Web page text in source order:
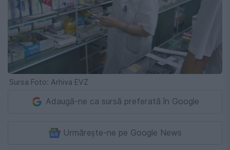
Sursa Foto: Arhiva EVZ
Adaugă-ne ca sursă preferată în Google
Urmărește-ne pe Google News